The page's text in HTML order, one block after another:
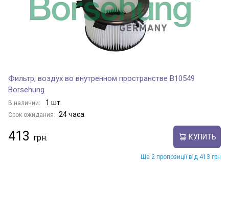
Фильтр, воздух во внутренном пространстве B10549
Borsehung
В наличии: 1 шт.
Срок ожидания: 24 часа
413 КУПИТЬ
Ще 2 пропозиції від 413 грн